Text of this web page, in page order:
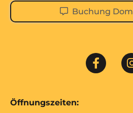
Buchung
Öffnungszeiten: